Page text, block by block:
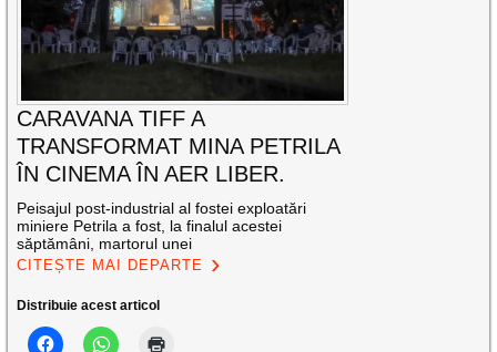
CARAVANA TIFF A
TRANSFORMAT MINA PETRILA
ÎN CINEMA ÎN AER LIBER.
Peisajul post-industrial al fostei exploatări
miniere Petrila a fost, la finalul acestei
săptămâni, martorul unei
CITEȘTE MAI DEPARTE
Distribuie acest articol